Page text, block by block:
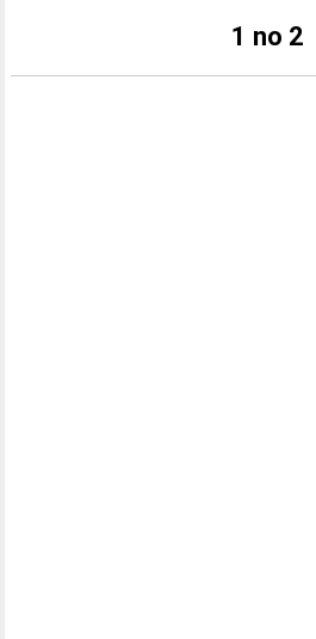
1 no 2